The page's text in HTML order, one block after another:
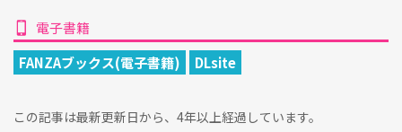
電子書籍
FANZAブックス(電子書籍)
DLsite
この記事は最新更新日から、4年以上経過しています。